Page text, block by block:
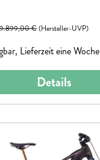
Regulärer Preis:
9.899,00 €(Hersteller-UVP)
Lieferzeit eine Woche
Details